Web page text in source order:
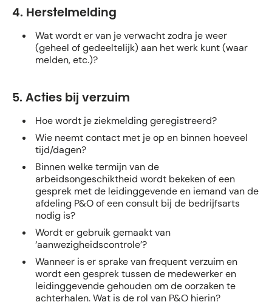
4. Herstelmelding
Wat wordt er van je verwacht zodra je weer
(geheel of gedeeltelijk) aan het werk kunt (waar
melden, etc.)?
5. Acties bij verzuim
Hoe wordt je ziekmelding geregistreerd?
Wie neemt contact met je op en binnen hoeveel
tijd/dagen?
Binnen welke termijn van de
arbeidsongeschiktheid wordt bekeken of een
gesprek met de leidinggevende en iemand van de
afdeling P&O of een consult bij de bedrijfsarts
nodig is?
Wordt er gebruik gemaakt van
‘aanwezigheidscontrole’?
Wanneer is er sprake van frequent verzuim en
wordt een gesprek tussen de medewerker en
leidinggevende gehouden om de oorzaken te
achterhalen. Wat is de rol van P&O hierin?